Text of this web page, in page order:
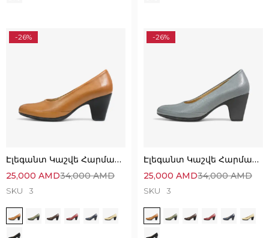
-26%
Էլեգանտ Կաշվե Հարմարավետ Կոշիկներ
34,000AMD
25,000 AMD
SKU 3
-26%
Էլեգանտ Կաշվե Հարմարավետ Կոշիկներ
34,000AMD
25,000 AMD
SKU 3